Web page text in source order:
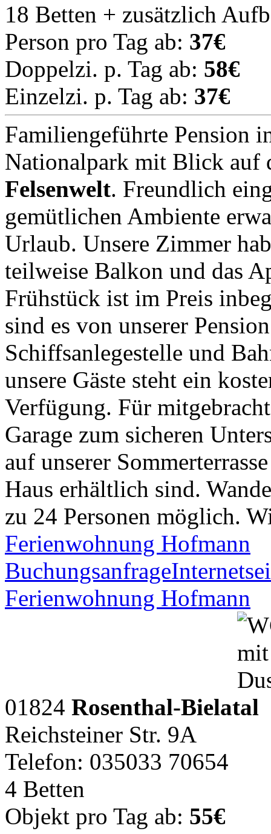
18 Betten + zusätzlich
Person pro Tag ab: 37€
Doppelzi. p. Tag ab: 58€
Einzelzi. p. Tag ab: 37€
Familiengeführte Pension
Nationalpark mit Blick auf
Felsenwelt. Freundlich
gemütlichen Ambiente
Urlaub. Unsere Zimmer
teilweise Balkon und das
Frühstück ist im Preis
sind es von unserer
Schiffsanlegestelle und
unsere Gäste steht ein
Verfügung. Für
Garage zum sicheren
auf unserer
Haus erhältlich sind.
zu 24 Personen möglich.
Ferienwohnung Hofmann
Buchungsanfrage
Ferienwohnung Hofmann
01824 Rosenthal-Bielatal
Reichsteiner Str. 9A
Telefon: 035033 70654
4 Betten
Objekt pro Tag ab: 55€